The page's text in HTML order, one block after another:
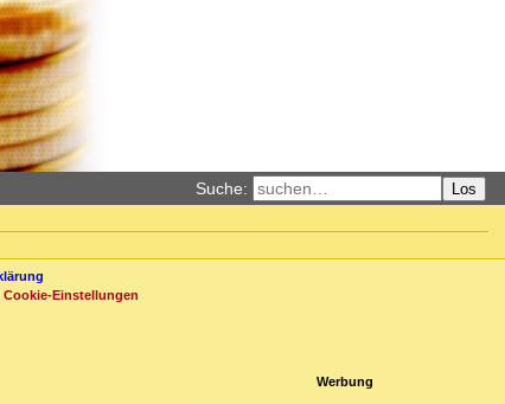
Suche: Los
Cookie-Einstellungen
Werbung